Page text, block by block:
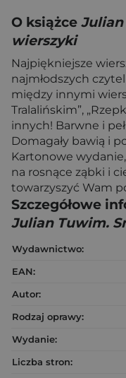
O książce Julian
wierszyki
Najpiękniejsze
najmłodszych
między innymi
Tralalińskim”,
innych! Barwne i
Domagały bawią i
Kartonowe
na rosnące ząbki i
towarzyszyć Wam
Szczegółowe
Julian Tuwim.
Wydawnictwo:
EAN:
Autor:
Rodzaj oprawy:
Wydanie:
Liczba stron: